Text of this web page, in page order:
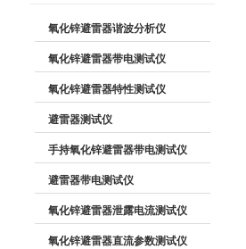
氧化锌避雷器谐波分析仪
氧化锌避雷器带电测试仪
氧化锌避雷器特性测试仪
避雷器测试仪
手持氧化锌避雷器带电测试仪
避雷器带电测试仪
氧化锌避雷器泄露电流测试仪
氧化锌避雷器直流参数测试仪